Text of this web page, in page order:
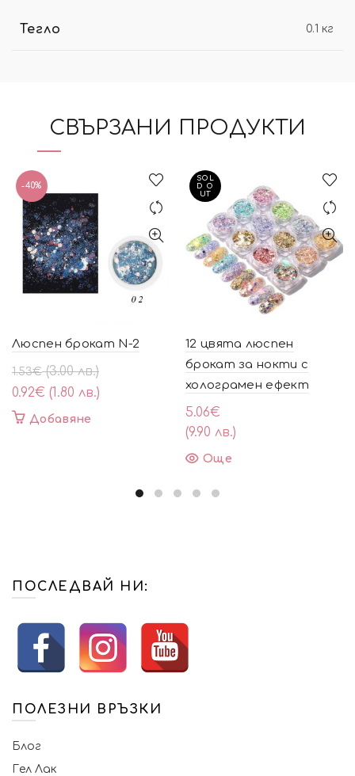
Тегло 0.1 кг
СВЪРЗАНИ ПРОДУКТИ
-40%
Люспен брокат N-2
1.53€ (3.00 лв.)
Original
price
was:
1.53€
0.92€ (1.80 лв.)
Текущата
цена
е:
0.92€
Добавяне
SOL
D O
UT
12 цвята люспен
брокат за нокти с
холограмен ефект
5.06€
(9.90 лв.)
Още
ПОСЛЕДВАЙ НИ:
ПОЛЕЗНИ ВРЪЗКИ
Блог
Гел Лак